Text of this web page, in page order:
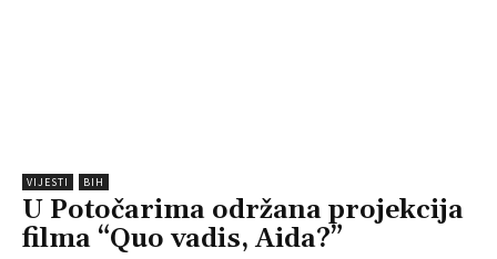
VIJESTI BIH
U Potočarima održana projekcija
filma “Quo vadis, Aida?”